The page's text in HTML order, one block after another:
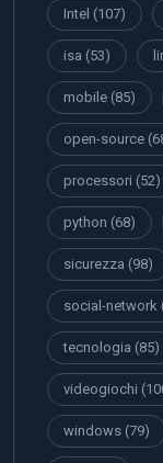
Intel (107)
isa (53)
mobile (85)
open-source
processori (52)
python (68)
sicurezza (98)
social-network
tecnologia (85)
videogiochi
windows (79)